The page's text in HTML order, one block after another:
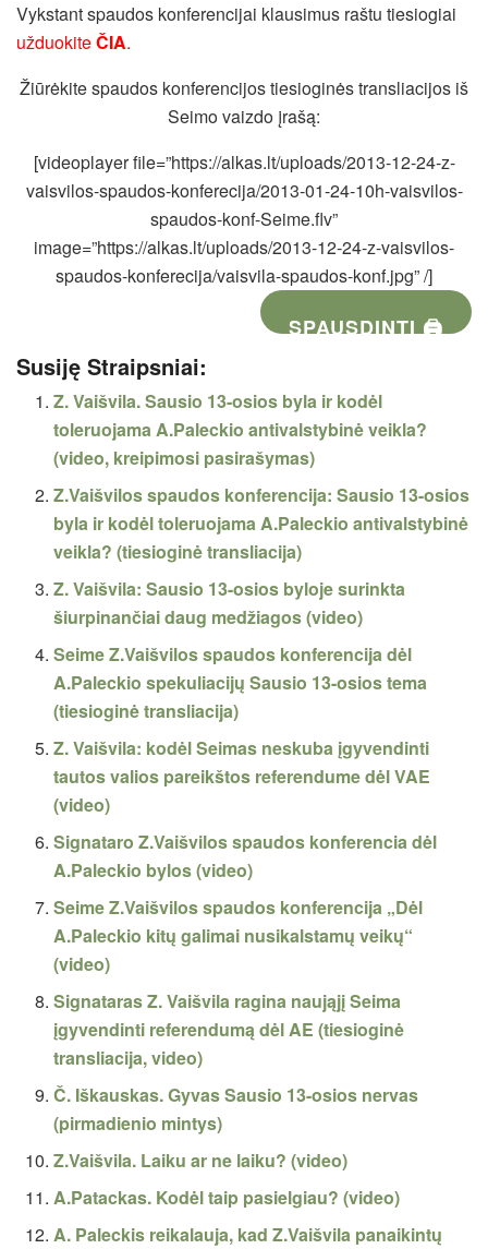
Vykstant spaudos konferencijai klausimus raštu tiesiogiai
užduokiteČIA.
Žiūrėkite spaudos konferencijos tiesioginės transliacijos iš
Seimo vaizdo įrašą:
[videoplayer file=”https://alkas.lt/uploads/2013-12-24-z-
vaisvilos-spaudos-konferecija/2013-01-24-10h-vaisvilos-
spaudos-konf-Seime.flv”
image=”https://alkas.lt/uploads/2013-12-24-z-vaisvilos-
spaudos-konferecija/vaisvila-spaudos-konf.jpg” /]
SPAUSDINTI 🖨
Susiję Straipsniai:
Z. Vaišvila. Sausio 13-osios byla ir kodėl
toleruojama A.Paleckio antivalstybinė veikla?
(video, kreipimosi pasirašymas)
Z.Vaišvilos spaudos konferencija: Sausio 13-osios
byla ir kodėl toleruojama A.Paleckio antivalstybinė
veikla? (tiesioginė transliacija)
Z. Vaišvila: Sausio 13-osios byloje surinkta
šiurpinančiai daug medžiagos (video)
Seime Z.Vaišvilos spaudos konferencija dėl
A.Paleckio spekuliacijų Sausio 13-osios tema
(tiesioginė transliacija)
Z. Vaišvila: kodėl Seimas neskuba įgyvendinti
tautos valios pareikštos referendume dėl VAE
(video)
Signataro Z.Vaišvilos spaudos konferencia dėl
A.Paleckio bylos (video)
Seime Z.Vaišvilos spaudos konferencija „Dėl
A.Paleckio kitų galimai nusikalstamų veikų“
(video)
Signataras Z. Vaišvila ragina naująjį Seima
įgyvendinti referendumą dėl AE (tiesioginė
transliacija, video)
Č. Iškauskas. Gyvas Sausio 13-osios nervas
(pirmadienio mintys)
Z.Vaišvila. Laiku ar ne laiku? (video)
A.Patackas. Kodėl taip pasielgiau? (video)
A. Paleckis reikalauja, kad Z.Vaišvila panaikintų